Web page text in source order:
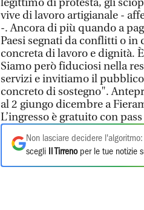
legittimo di protesta, gli
vive di lavoro artigianale -
-. Ancora di più quando a
Paesi segnati da conflitti o
concreta di lavoro e dignità.
Siamo però fiduciosi nella
servizi e invitiamo il pubblico
concreto di sostegno".
al 2 giungo dicembre a
L’ingresso è gratuito con
Non lasciare decidere l'algoritmo:
scegli
Il Tirrenoper le tue notizie